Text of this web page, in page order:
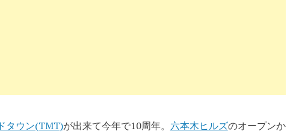
タウン(TMT)が出来て今年で10周年。 六本木ヒルズのオープンか